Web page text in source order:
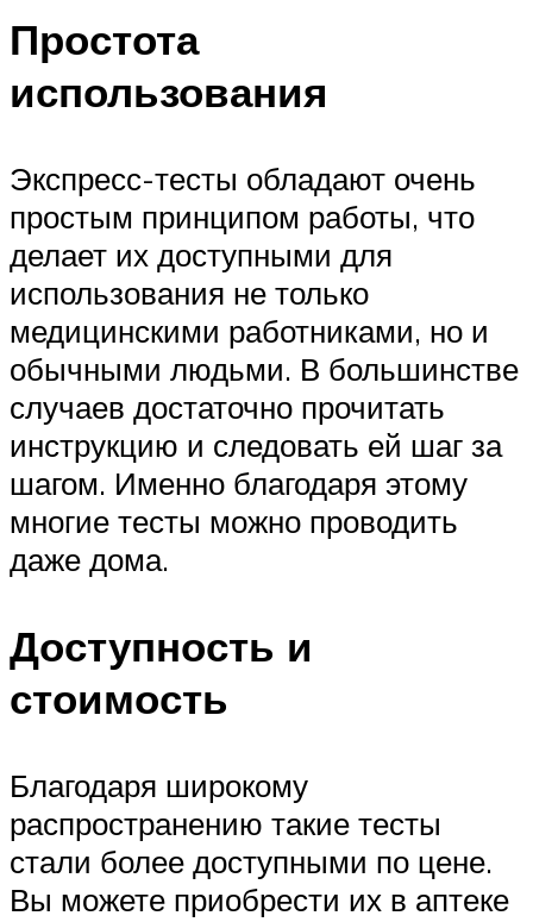
Простота
использования
Экспресс-тесты обладают очень
простым принципом работы, что
делает их доступными для
использования не только
медицинскими работниками, но и
обычными людьми. В большинстве
случаев достаточно прочитать
инструкцию и следовать ей шаг за
шагом. Именно благодаря этому
многие тесты можно проводить
даже дома.
Доступность и
стоимость
Благодаря широкому
распространению такие тесты
стали более доступными по цене.
Вы можете приобрести их в аптеке